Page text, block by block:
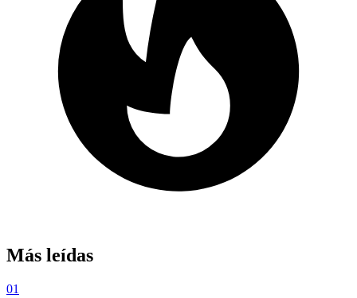
Más leídas
01